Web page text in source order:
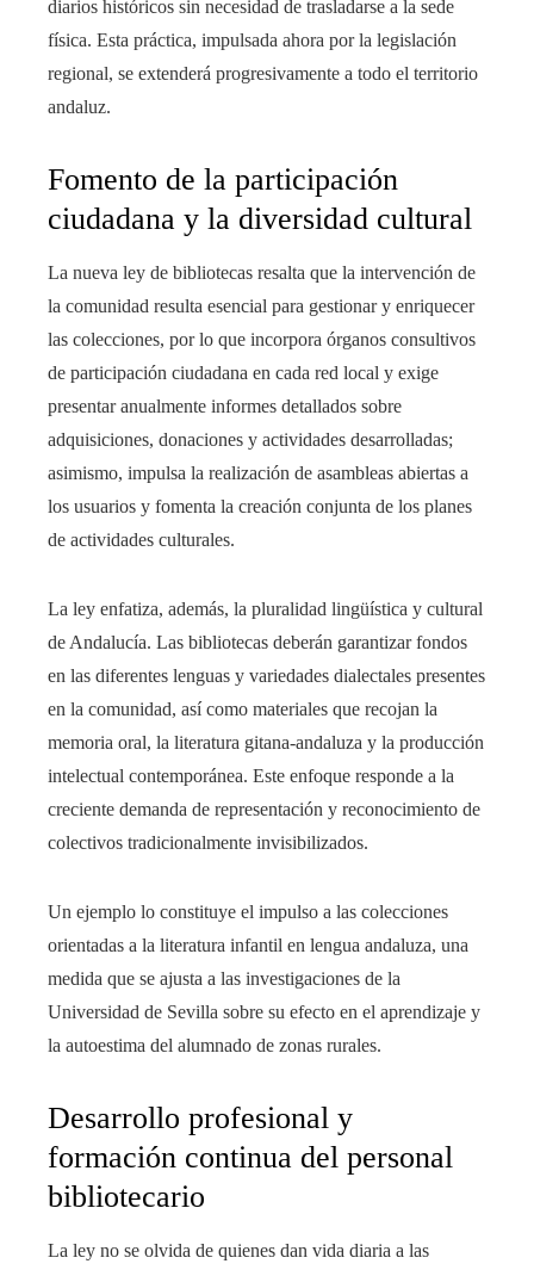
diarios históricos sin necesidad de trasladarse a la sede
física. Esta práctica, impulsada ahora por la legislación
regional, se extenderá progresivamente a todo el territorio
andaluz.
Fomento de la participación
ciudadana y la diversidad cultural
La nueva ley de bibliotecas resalta que la intervención de
la comunidad resulta esencial para gestionar y enriquecer
las colecciones, por lo que incorpora órganos consultivos
de participación ciudadana en cada red local y exige
presentar anualmente informes detallados sobre
adquisiciones, donaciones y actividades desarrolladas;
asimismo, impulsa la realización de asambleas abiertas a
los usuarios y fomenta la creación conjunta de los planes
de actividades culturales.
La ley enfatiza, además, la pluralidad lingüística y cultural
de Andalucía. Las bibliotecas deberán garantizar fondos
en las diferentes lenguas y variedades dialectales presentes
en la comunidad, así como materiales que recojan la
memoria oral, la literatura gitana-andaluza y la producción
intelectual contemporánea. Este enfoque responde a la
creciente demanda de representación y reconocimiento de
colectivos tradicionalmente invisibilizados.
Un ejemplo lo constituye el impulso a las colecciones
orientadas a la literatura infantil en lengua andaluza, una
medida que se ajusta a las investigaciones de la
Universidad de Sevilla sobre su efecto en el aprendizaje y
la autoestima del alumnado de zonas rurales.
Desarrollo profesional y
formación continua del personal
bibliotecario
La ley no se olvida de quienes dan vida diaria a las